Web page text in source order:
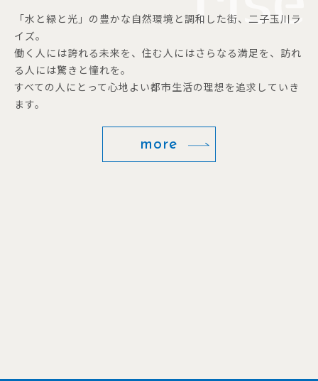
「水と緑と光」の豊かな自然環境と調和した街、二子玉川ラ
イズ。
働く人には誇れる未来を、住む人にはさらなる満足を、訪れ
る人には驚きと憧れを。
すべての人にとって心地よい都市生活の理想を追求していき
ます。
more